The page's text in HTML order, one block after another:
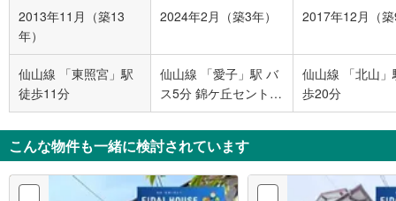
2013年11月（築13
年）
2024年2月（築3年） 2017年12月（
仙山線 「東照宮」駅
徒歩11分
仙山線 「愛子」駅 バ
ス5分 錦ケ丘セントラ
ルハイツ前 バス停下
車 徒歩5分
仙山線 「北山」
歩20分
こんな物件も一緒に検討されています